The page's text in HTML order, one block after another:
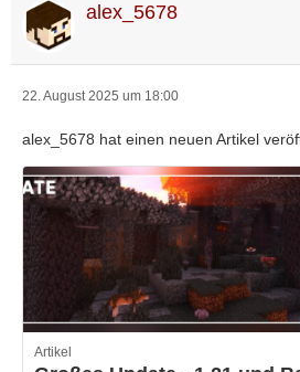
alex_5678
22. August 2025 um 18:00
alex_5678 hat einen neuen Artikel
Artikel